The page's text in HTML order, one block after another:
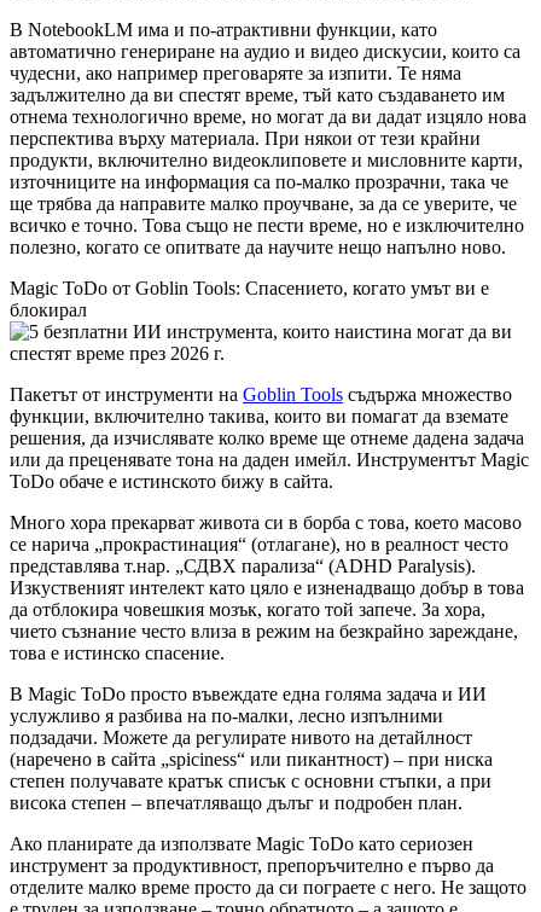
В NotebookLM има и по-атрактивни функции, като
автоматично генериране на аудио и видео дискусии, които са
чудесни, ако например преговаряте за изпити. Те няма
задължително да ви спестят време, тъй като създаването им
отнема технологично време, но могат да ви дадат изцяло нова
перспектива върху материала. При някои от тези крайни
продукти, включително видеоклиповете и мисловните карти,
източниците на информация са по-малко прозрачни, така че
ще трябва да направите малко проучване, за да се уверите, че
всичко е точно. Това също не пести време, но е изключително
полезно, когато се опитвате да научите нещо напълно ново.
Magic ToDo от Goblin Tools: Спасението, когато умът ви е
блокирал
Пакетът от инструменти на Goblin Tools съдържа множество
функции, включително такива, които ви помагат да вземате
решения, да изчислявате колко време ще отнеме дадена задача
или да преценявате тона на даден имейл. Инструментът Magic
ToDo обаче е истинското бижу в сайта.
Много хора прекарват живота си в борба с това, което масово
се нарича „прокрастинация“ (отлагане), но в реалност често
представлява т.нар. „СДВХ парализа“ (ADHD Paralysis).
Изкуственият интелект като цяло е изненадващо добър в това
да отблокира човешкия мозък, когато той запече. За хора,
чието съзнание често влиза в режим на безкрайно зареждане,
това е истинско спасение.
В Magic ToDo просто въвеждате една голяма задача и ИИ
услужливо я разбива на по-малки, лесно изпълними
подзадачи. Можете да регулирате нивото на детайлност
(наречено в сайта „spiciness“ или пикантност) – при ниска
степен получавате кратък списък с основни стъпки, а при
висока степен – впечатляващо дълъг и подробен план.
Ако планирате да използвате Magic ToDo като сериозен
инструмент за продуктивност, препоръчително е първо да
отделите малко време просто да си пограете с него. Не защото